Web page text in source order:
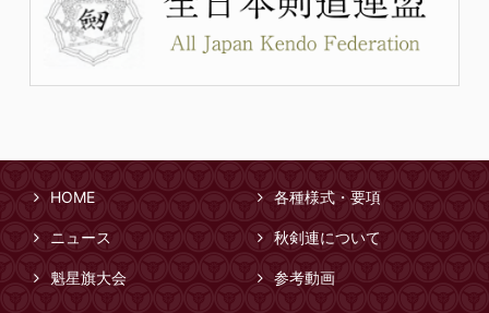
HOME
ニュース
魁星旗大会
各種様式・要項
秋剣連について
参考動画